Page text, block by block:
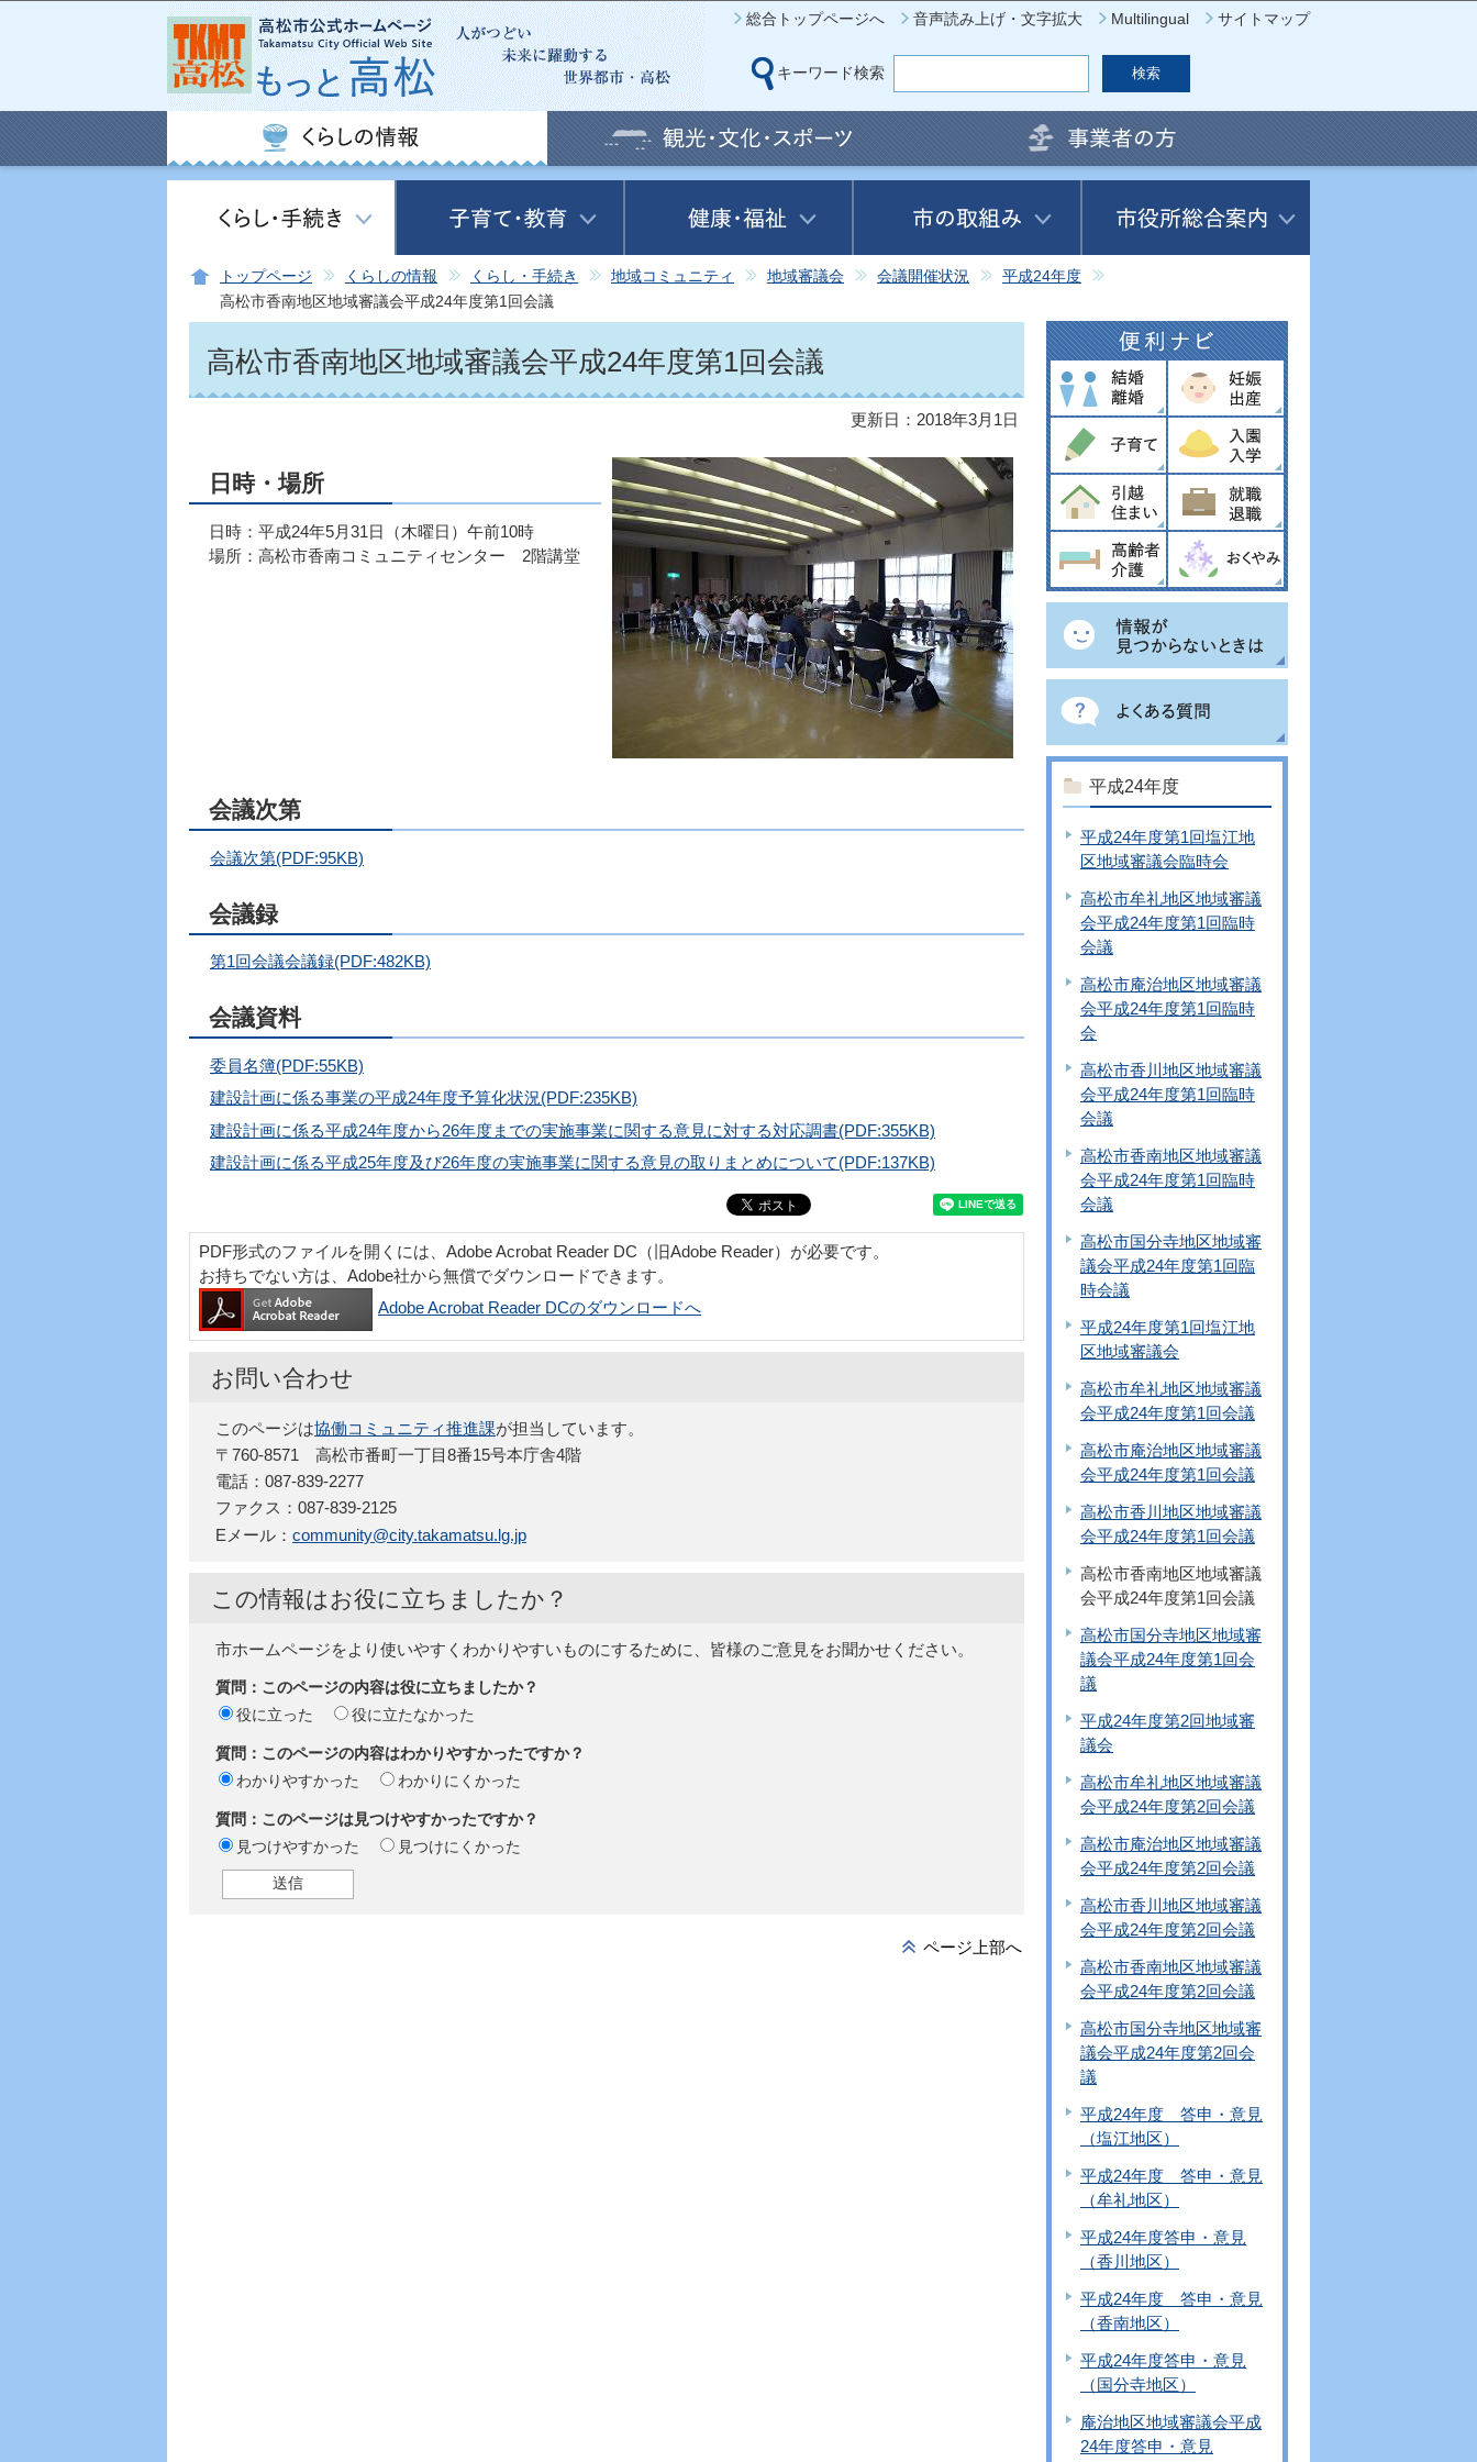
このページの本文へ移動
総合トップページへ 音声読み上げ・文字拡大 Multilingual サイトマップ
キーワード検索
トップページ くらしの情報 くらし・手続き 地域コミュニティ 地域審議会 会議開催状況
平成24年度
高松市香南地区地域審議会平成24年度第1回会議
高松市香南地区地域審議会平成24年度第1回会議
更新日：2018年3月1日
日時・場所
日時：平成24年5月31日（木曜日）午前10時
場所：高松市香南コミュニティセンター 2階講堂
会議次第
会議次第(PDF:95KB)
会議録
第1回会議会議録(PDF:482KB)
会議資料
委員名簿(PDF:55KB)
建設計画に係る事業の平成24年度予算化状況(PDF:235KB)
建設計画に係る平成24年度から26年度までの実施事業に関する意見に対する対応調書(PDF:355KB)
建設計画に係る平成25年度及び26年度の実施事業に関する意見の取りまとめについて(PDF:137KB)
PDF形式のファイルを開くには、Adobe Acrobat Reader DC（旧Adobe Reader）が必要です。
お持ちでない方は、Adobe社から無償でダウンロードできます。
Adobe Acrobat Reader DCのダウンロードへ
お問い合わせ
このページは協働コミュニティ推進課が担当しています。
〒760-8571 高松市番町一丁目8番15号本庁舎4階
電話：087-839-2277
ファクス：087-839-2125
Eメール： community@city.takamatsu.lg.jp
この情報はお役に立ちましたか？
市ホームページをより使いやすくわかりやすいものにするために、皆様のご意見をお聞かせください。
質問：このページの内容は役に立ちましたか？
役に立った
役に立たなかった
質問：このページの内容はわかりやすかったですか？
わかりやすかった
わかりにくかった
質問：このページは見つけやすかったですか？
見つけやすかった
見つけにくかった
ページ上部へ
平成24年度
平成24年度第1回塩江地
区地域審議会臨時会
高松市牟礼地区地域審議
会平成24年度第1回臨時
会議
高松市庵治地区地域審議
会平成24年度第1回臨時
会
高松市香川地区地域審議
会平成24年度第1回臨時
会議
高松市香南地区地域審議
会平成24年度第1回臨時
会議
高松市国分寺地区地域審
議会平成24年度第1回臨
時会議
平成24年度第1回塩江地
区地域審議会
高松市牟礼地区地域審議
会平成24年度第1回会議
高松市庵治地区地域審議
会平成24年度第1回会議
高松市香川地区地域審議
会平成24年度第1回会議
高松市香南地区地域審議
会平成24年度第1回会議
高松市国分寺地区地域審
議会平成24年度第1回会
議
平成24年度第2回地域審
議会
高松市牟礼地区地域審議
会平成24年度第2回会議
高松市庵治地区地域審議
会平成24年度第2回会議
高松市香川地区地域審議
会平成24年度第2回会議
高松市香南地区地域審議
会平成24年度第2回会議
高松市国分寺地区地域審
議会平成24年度第2回会
議
平成24年度 答申・意見
（塩江地区）
平成24年度 答申・意見
（牟礼地区）
平成24年度答申・意見
（香川地区）
平成24年度 答申・意見
（香南地区）
平成24年度答申・意見
（国分寺地区）
庵治地区地域審議会平成
24年度答申・意見